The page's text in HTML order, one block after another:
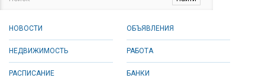
НОВОСТИ ОБЪЯВЛЕНИЯ
НЕДВИЖИМОСТЬ РАБОТА
РАСПИСАНИЕ БАНКИ